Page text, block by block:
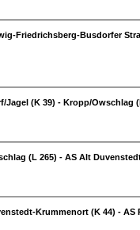
Friedrichsberg-Busdorfer
Jagel (K 39) - Kropp/Owschlag
(L 265) - AS Alt
Krummenort (K 44) -